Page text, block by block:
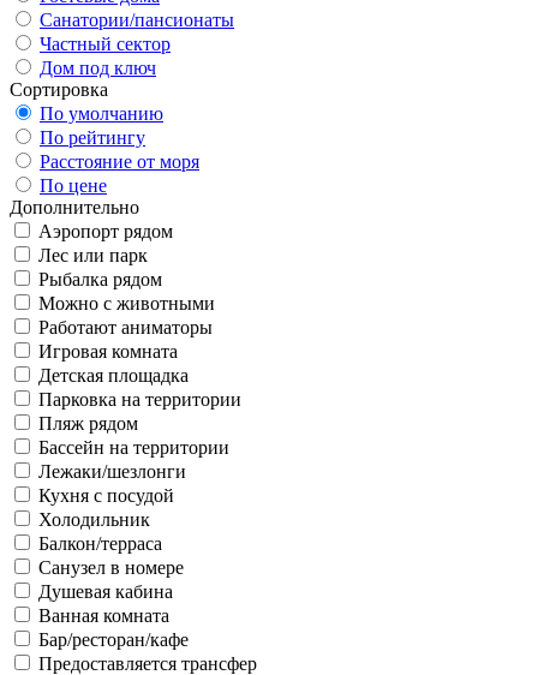
Санатории/пансионаты
Частный сектор
Дом под ключ
Сортировка
По умолчанию
По рейтингу
Расстояние от моря
По цене
Дополнительно
Аэропорт рядом
Лес или парк
Рыбалка рядом
Можно с животными
Работают аниматоры
Игровая комната
Детская площадка
Парковка на территории
Пляж рядом
Бассейн на территории
Лежаки/шезлонги
Кухня с посудой
Холодильник
Балкон/терраса
Санузел в номере
Душевая кабина
Ванная комната
Бар/ресторан/кафе
Предоставляется трансфер